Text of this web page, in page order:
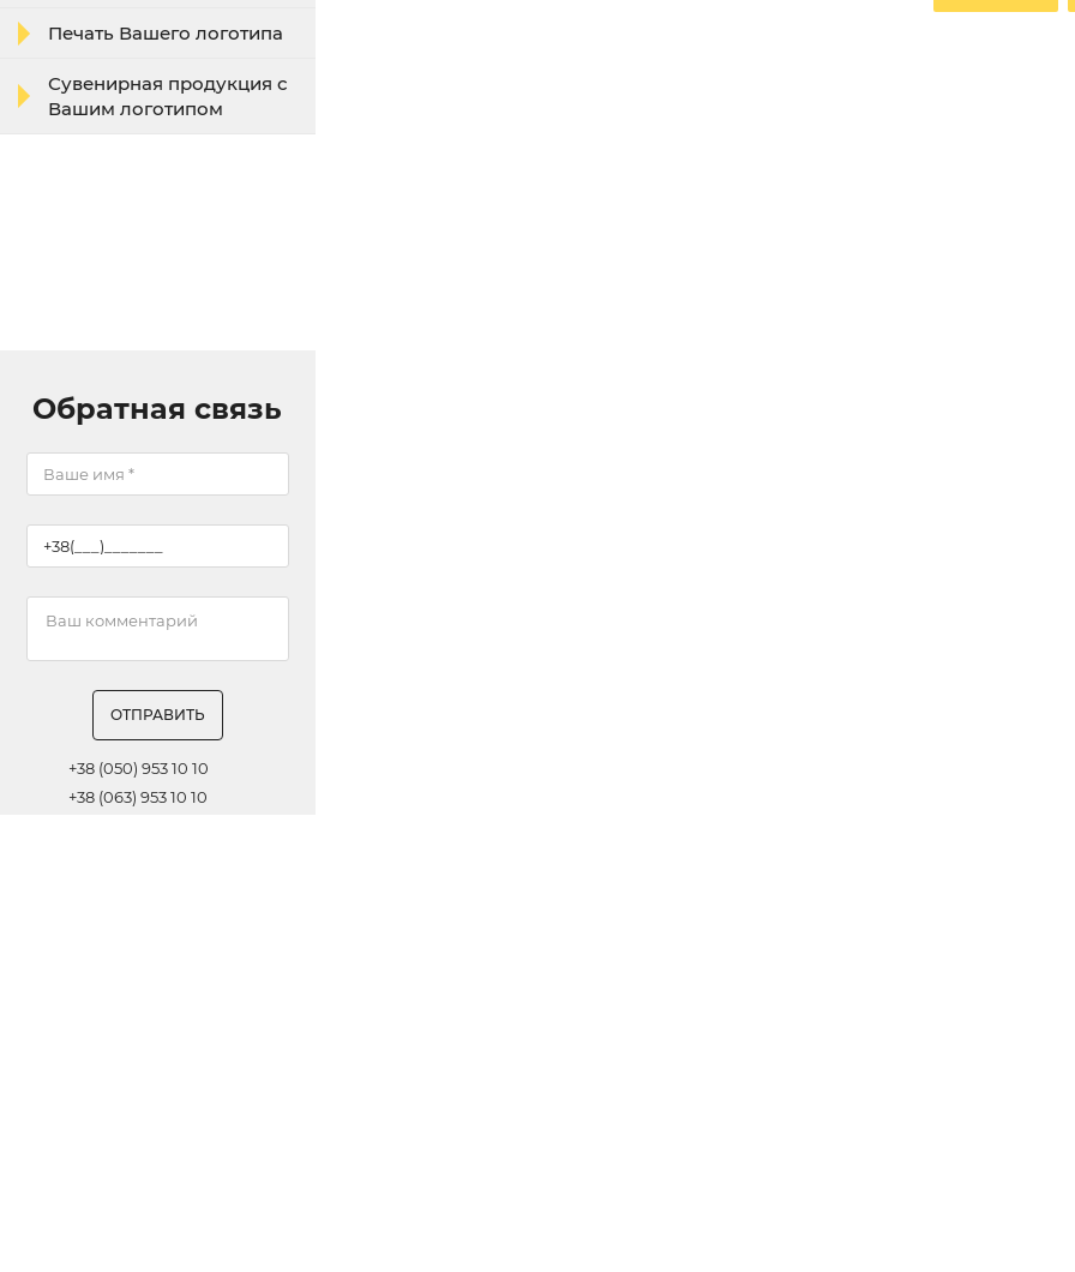
Печать Вашего логотипа
Сувенирная продукция с
Вашим логотипом
Обратная связь
ОТПРАВИТЬ
+38 (050) 953 10 10
+38 (063) 953 10 10